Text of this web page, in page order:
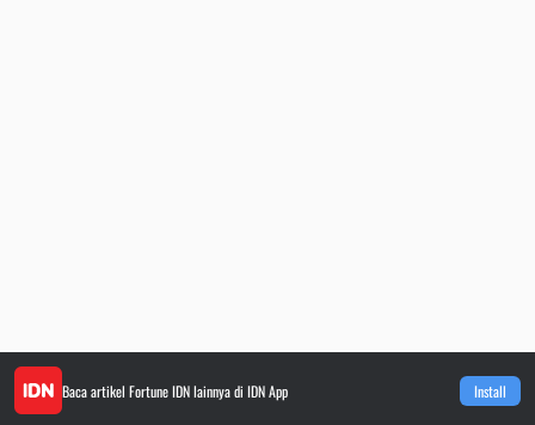
Baca artikel Fortune IDNlainnya di IDN App Install